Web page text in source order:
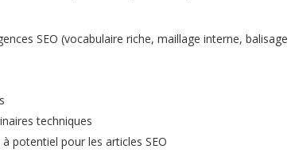
SEO (vocabulaire riche, maillage interne, balisage
techniques
potentiel pour les articles SEO